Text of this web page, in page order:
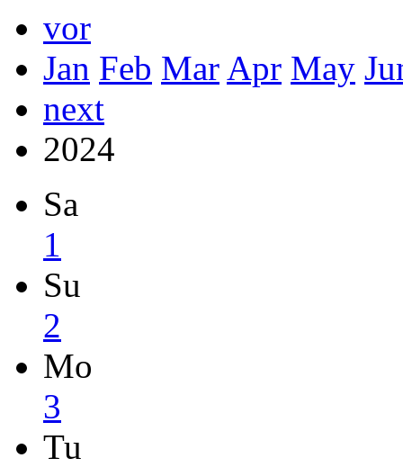
vor
Jan Feb Mar Apr May
next
2024
Sa
1
Su
2
Mo
3
Tu